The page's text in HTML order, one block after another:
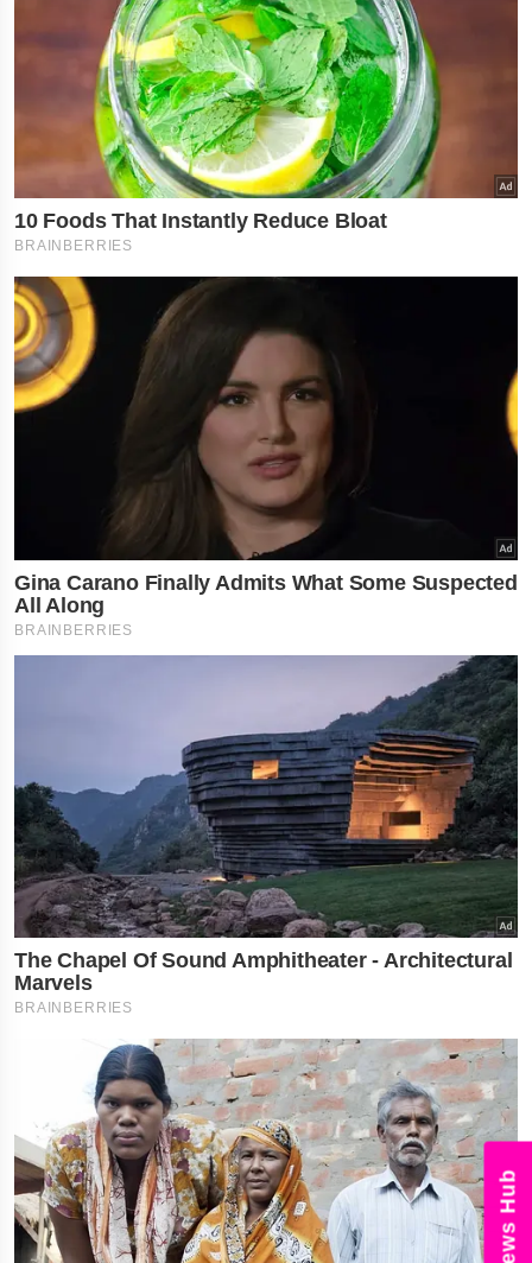
News Hub